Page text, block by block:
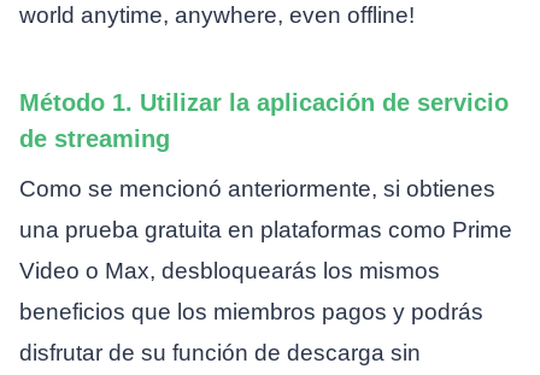
world anytime, anywhere, even offline!
Método 1. Utilizar la aplicación de servicio
de streaming
Como se mencionó anteriormente, si obtienes
una prueba gratuita en plataformas como Prime
Video o Max, desbloquearás los mismos
beneficios que los miembros pagos y podrás
disfrutar de su función de descarga sin